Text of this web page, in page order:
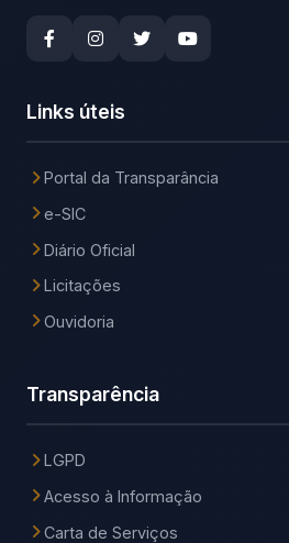
Links úteis
Portal da Transparância
e-SIC
Diário Oficial
Licitações
Ouvidoria
Transparência
LGPD
Acesso à Informação
Carta de Serviços